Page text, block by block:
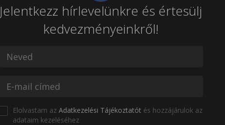
Jelentkezz hírlevelünkre és értesülj
kedvezményeinkről!
Elolvastam az Adatkezelési Tájékoztatót és hozzájárulok az
adataim kezeléséhez